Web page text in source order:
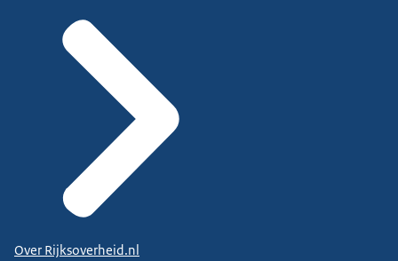
Over Rijksoverheid.nl